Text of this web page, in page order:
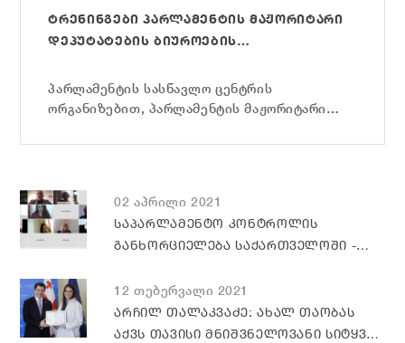
ᲢᲠᲔᲜᲘᲜᲒᲔᲑᲘ ᲞᲐᲠᲚᲐᲛᲔᲜᲢᲘᲡ ᲛᲐᲟᲝᲠᲘᲢᲐᲠᲘ
ᲓᲔᲞᲣᲢᲐᲢᲔᲑᲘᲡ ᲑᲘᲣᲠᲝᲔᲑᲘᲡ
პარლამენტის სასწავლო ცენტრის
ორგანიზებით, პარლამენტის მაჟორიტარი
თანამშრომლებისთვის დაიწყო ტრენინგები,
თანამშრომელთა საქმიანობის
გათვალისწინებით, კერძოდ: 1.
ელექტრონული საქმისწარმოება
პარლამენტში;...
02 აპრილი 2021
ᲡᲐᲞᲐᲠᲚᲐᲛᲔᲜᲢᲝ ᲙᲝᲜᲢᲠᲝᲚᲘᲡ
ᲒᲐᲜᲮᲝᲠᲪᲘᲔᲚᲔᲑᲐ ᲡᲐᲥᲐᲠᲗᲕᲔᲚᲝᲨᲘ -
12 თებერვალი 2021
ᲐᲠᲩᲘᲚ ᲗᲐᲚᲐᲙᲕᲐᲫᲔ: ᲐᲮᲐᲚ ᲗᲐᲝᲑᲐᲡ
ᲐᲥᲕᲡ ᲗᲐᲕᲘᲡᲘ ᲛᲜᲘᲨᲕᲜᲔᲚᲝᲕᲐᲜᲘ ᲡᲘᲢᲧᲕᲐ